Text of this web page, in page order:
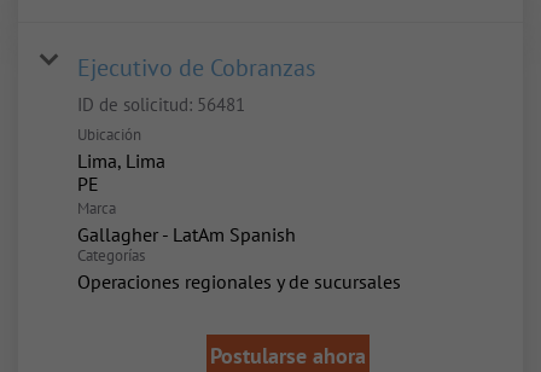
Ejecutivo de Cobranzas
ID de solicitud: 56481
Ubicación
Lima, Lima
Marca
Gallagher - LatAm Spanish
Categorías
Operaciones regionales y de sucursales
Postularse ahora